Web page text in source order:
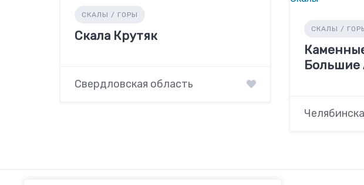
СКАЛЫ / ГОРЫ
Скала Крутяк
Свердловская область
СКАЛЫ /
Большие